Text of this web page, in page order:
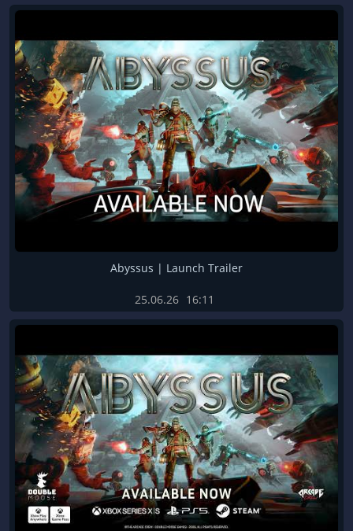
Abyssus | Launch Trailer
25.06.26 16:11